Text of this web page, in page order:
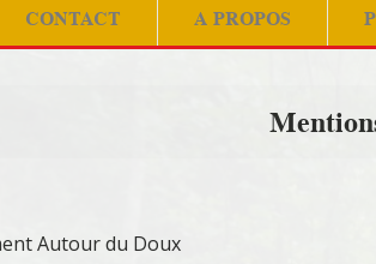
CONTACT A PROPOS
Autour du Doux